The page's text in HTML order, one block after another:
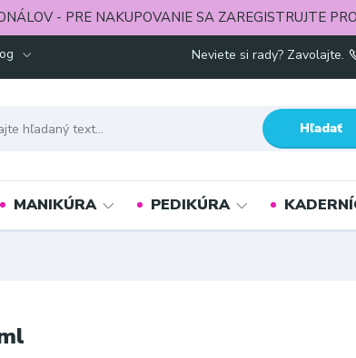
- PRE NAKUPOVANIE SA ZAREGISTRUJTE
Hľadať
Neviete si rady? Zavolajte.
MANIKÚRA PEDIKÚRA